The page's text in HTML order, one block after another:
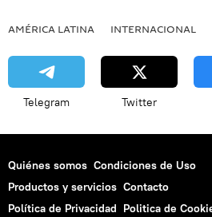
AMÉRICA LATINA INTERNACIONAL
Telegram Twitter
Quiénes somos Condiciones de Uso
Productos y servicios Contacto
Política de Privacidad Politica de